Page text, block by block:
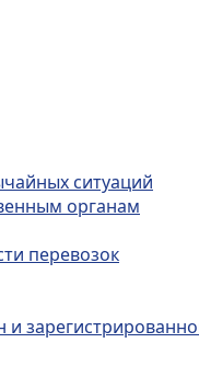
ситуаций
органам
перевозок
и